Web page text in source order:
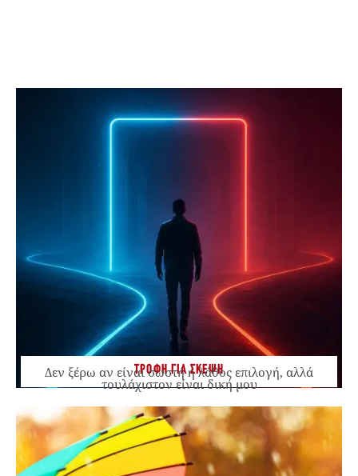
ΤΡΟΦΗ ΓΙΑ ΣΚΕΨΗ
Δεν ξέρω αν είναι σωστή ή λάθος επιλογή, αλλά
τουλάχιστον είναι δική μου